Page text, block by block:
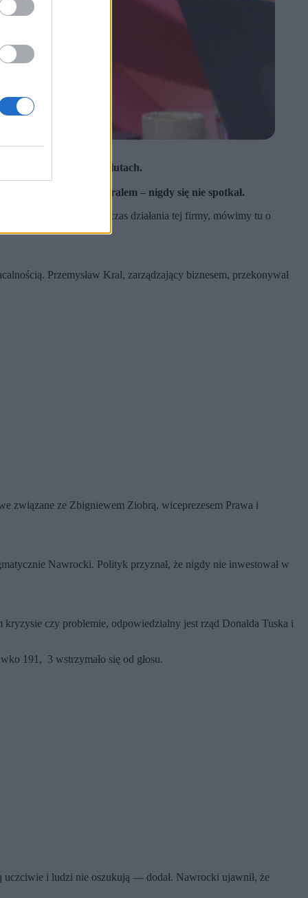
do ustawy o kryptowalutach.
– Przemysławem Kralem – nigdy się nie spotkał.
z tego, że przez cały czas działania tej firmy, mówimy tu o
Przemysław Kral, zarządzający biznesem, przekonywał
związane ze Zbigniewem Ziobrą, wiceprezesem Prawa i
Nawrocki. Polityk przyznał, że nigdy nie inwestował w
czy problemie, odpowiedzialny jest rząd Donalda Tuska i
191, 3 wstrzymało się od głosu.
uczciwie i ludzi nie oszukują — dodał. Nawrocki ujawnił, że